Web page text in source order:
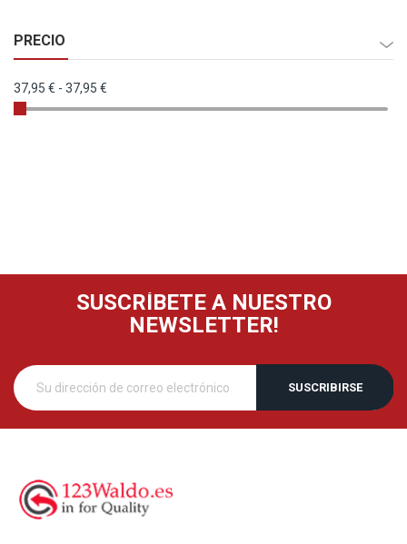
PRECIO
37,95 € - 37,95 €
SUSCRÍBETE A NUESTRO
NEWSLETTER!
SUSCRIBIRSE